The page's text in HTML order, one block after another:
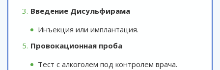
Введение Дисульфирама
Инъекция или имплантация.
Провокационная проба
Тест с алкоголем под контролем врача.